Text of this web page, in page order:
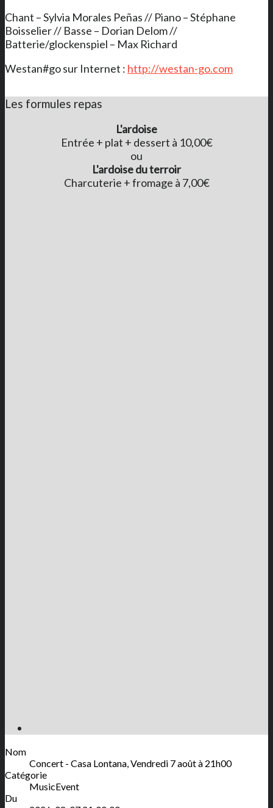
Chant – Sylvia Morales Peñas // Piano – Stéphane
Boisselier // Basse – Dorian Delom //
Batterie/glockenspiel – Max Richard
Westan#go sur Internet : http://westan-go.com
Les formules repas
L'ardoise
Entrée + plat + dessert à 10,00€
ou
L'ardoise du terroir
Charcuterie + fromage à 7,00€
Nom
Concert - Casa Lontana, Vendredi 7 août à 21h00
Catégorie
MusicEvent
Du